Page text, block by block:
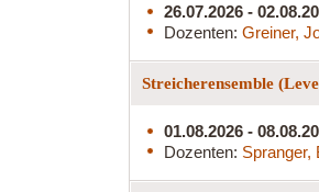
26.07.2026 -
Dozenten: Greiner,
Streicherensemble
01.08.2026 -
Dozenten: Spranger,